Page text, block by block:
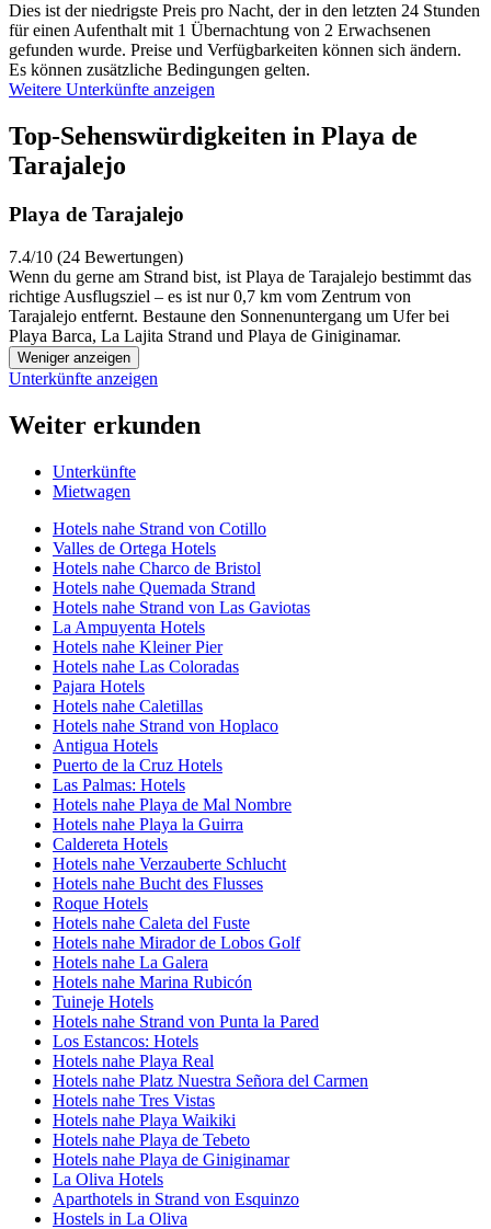
Dies ist der niedrigste Preis pro Nacht, der in den letzten 24 Stunden
für einen Aufenthalt mit 1 Übernachtung von 2 Erwachsenen
gefunden wurde. Preise und Verfügbarkeiten können sich ändern.
Es können zusätzliche Bedingungen gelten.
Weitere Unterkünfte anzeigen
Top-Sehenswürdigkeiten in Playa de
Tarajalejo
Playa de Tarajalejo
7.4/10 (24 Bewertungen)
Wenn du gerne am Strand bist, ist Playa de Tarajalejo bestimmt das
richtige Ausflugsziel – es ist nur 0,7 km vom Zentrum von
Tarajalejo entfernt. Bestaune den Sonnenuntergang um Ufer bei
Playa Barca, La Lajita Strand und Playa de Giniginamar.
Weniger anzeigen
Unterkünfte anzeigen
Weiter erkunden
Unterkünfte
Mietwagen
Hotels nahe Strand von Cotillo
Valles de Ortega Hotels
Hotels nahe Charco de Bristol
Hotels nahe Quemada Strand
Hotels nahe Strand von Las Gaviotas
La Ampuyenta Hotels
Hotels nahe Kleiner Pier
Hotels nahe Las Coloradas
Pajara Hotels
Hotels nahe Caletillas
Hotels nahe Strand von Hoplaco
Antigua Hotels
Puerto de la Cruz Hotels
Las Palmas: Hotels
Hotels nahe Playa de Mal Nombre
Hotels nahe Playa la Guirra
Caldereta Hotels
Hotels nahe Verzauberte Schlucht
Hotels nahe Bucht des Flusses
Roque Hotels
Hotels nahe Caleta del Fuste
Hotels nahe Mirador de Lobos Golf
Hotels nahe La Galera
Hotels nahe Marina Rubicón
Tuineje Hotels
Hotels nahe Strand von Punta la Pared
Los Estancos: Hotels
Hotels nahe Playa Real
Hotels nahe Platz Nuestra Señora del Carmen
Hotels nahe Tres Vistas
Hotels nahe Playa Waikiki
Hotels nahe Playa de Tebeto
Hotels nahe Playa de Giniginamar
La Oliva Hotels
Aparthotels in Strand von Esquinzo
Hostels in La Oliva